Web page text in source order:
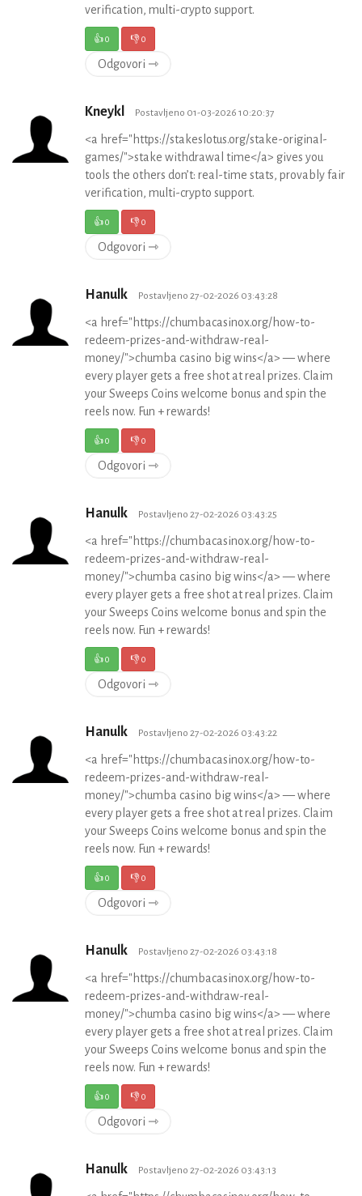
verification, multi-crypto support.
👍0 👎0
Odgovori ⇾
Kneykl Postavljeno 01-03-2026 10:20:37
<a href="https://stakeslotus.org/stake-original-
games/">stake withdrawal time</a> gives you
tools the others don’t: real-time stats, provably fair
verification, multi-crypto support.
👍0 👎0
Odgovori ⇾
Hanulk Postavljeno 27-02-2026 03:43:28
<a href="https://chumbacasinox.org/how-to-
redeem-prizes-and-withdraw-real-
money/">chumba casino big wins</a> — where
every player gets a free shot at real prizes. Claim
your Sweeps Coins welcome bonus and spin the
reels now. Fun + rewards!
👍0 👎0
Odgovori ⇾
Hanulk Postavljeno 27-02-2026 03:43:25
<a href="https://chumbacasinox.org/how-to-
redeem-prizes-and-withdraw-real-
money/">chumba casino big wins</a> — where
every player gets a free shot at real prizes. Claim
your Sweeps Coins welcome bonus and spin the
reels now. Fun + rewards!
👍0 👎0
Odgovori ⇾
Hanulk Postavljeno 27-02-2026 03:43:22
<a href="https://chumbacasinox.org/how-to-
redeem-prizes-and-withdraw-real-
money/">chumba casino big wins</a> — where
every player gets a free shot at real prizes. Claim
your Sweeps Coins welcome bonus and spin the
reels now. Fun + rewards!
👍0 👎0
Odgovori ⇾
Hanulk Postavljeno 27-02-2026 03:43:18
<a href="https://chumbacasinox.org/how-to-
redeem-prizes-and-withdraw-real-
money/">chumba casino big wins</a> — where
every player gets a free shot at real prizes. Claim
your Sweeps Coins welcome bonus and spin the
reels now. Fun + rewards!
👍0 👎0
Odgovori ⇾
Hanulk Postavljeno 27-02-2026 03:43:13